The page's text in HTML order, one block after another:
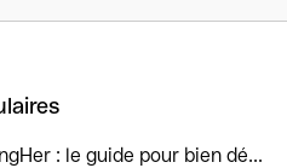
: le guide pour bien dé...